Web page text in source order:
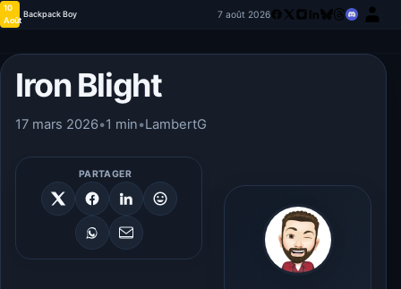
10
Août
Backpack Boy 7 août 2026
Iron Blight
17 mars 2026•1 min•LambertG
PARTAGER